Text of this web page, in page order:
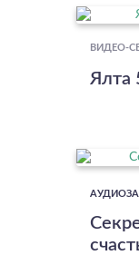
ВИДЕО-
Ялта